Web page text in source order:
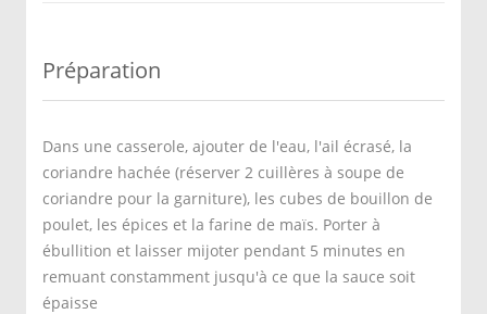
Préparation
Dans une casserole, ajouter de l'eau, l'ail écrasé, la
coriandre hachée (réserver 2 cuillères à soupe de
coriandre pour la garniture), les cubes de bouillon de
poulet, les épices et la farine de maïs. Porter à
ébullition et laisser mijoter pendant 5 minutes en
remuant constamment jusqu'à ce que la sauce soit
épaisse